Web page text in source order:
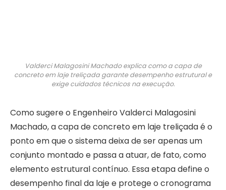
Valderci Malagosini Machado explica como a capa de
concreto em laje treliçada garante desempenho estrutural e
exige cuidados técnicos na execução.
Como sugere o Engenheiro Valderci Malagosini
Machado, a capa de concreto em laje treliçada é o
ponto em que o sistema deixa de ser apenas um
conjunto montado e passa a atuar, de fato, como
elemento estrutural contínuo. Essa etapa define o
desempenho final da laje e protege o cronograma